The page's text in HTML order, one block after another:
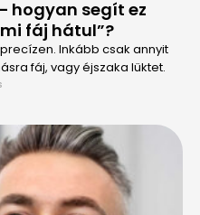
hogyan segít ez
fáj hátul”?
Inkább csak annyit
fáj, vagy éjszaka lüktet.